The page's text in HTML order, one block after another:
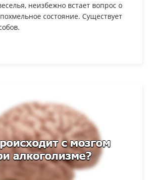
неизбежно встает вопрос о
состояние. Существует